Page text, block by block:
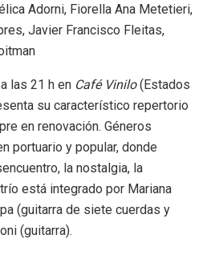
Adorni, Fiorella Ana Metetieri,
Javier Francisco Fleitas,
las 21 h en Café Vinilo(Estados
su característico repertorio
en renovación. Géneros
portuario y popular, donde
la nostalgia, la
está integrado por Mariana
(guitarra de siete cuerdas y
(guitarra).